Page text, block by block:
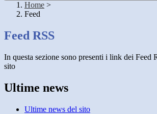
Home >
Feed
Feed RSS
In questa sezione sono presenti i link dei Feed
sito
Ultime news
Ultime news del sito